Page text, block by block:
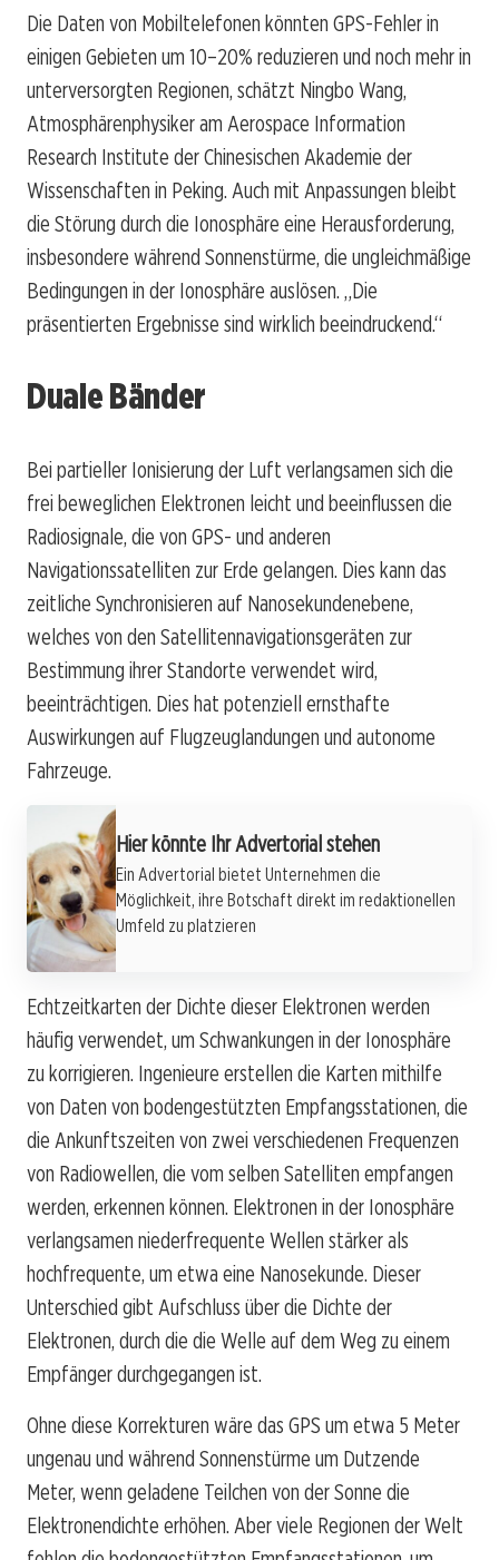
Die Daten von Mobiltelefonen könnten GPS-Fehler in
einigen Gebieten um 10–20% reduzieren und noch mehr in
unterversorgten Regionen, schätzt Ningbo Wang,
Atmosphärenphysiker am Aerospace Information
Research Institute der Chinesischen Akademie der
Wissenschaften in Peking. Auch mit Anpassungen bleibt
die Störung durch die Ionosphäre eine Herausforderung,
insbesondere während Sonnenstürme, die ungleichmäßige
Bedingungen in der Ionosphäre auslösen. „Die
präsentierten Ergebnisse sind wirklich beeindruckend.“
Duale Bänder
Bei partieller Ionisierung der Luft verlangsamen sich die
frei beweglichen Elektronen leicht und beeinflussen die
Radiosignale, die von GPS- und anderen
Navigationssatelliten zur Erde gelangen. Dies kann das
zeitliche Synchronisieren auf Nanosekundenebene,
welches von den Satellitennavigationsgeräten zur
Bestimmung ihrer Standorte verwendet wird,
beeinträchtigen. Dies hat potenziell ernsthafte
Auswirkungen auf Flugzeuglandungen und autonome
Fahrzeuge.
Hier könnte Ihr Advertorial stehen
Ein Advertorial bietet Unternehmen die
Möglichkeit, ihre Botschaft direkt im redaktionellen
Umfeld zu platzieren
Echtzeitkarten der Dichte dieser Elektronen werden
häufig verwendet, um Schwankungen in der Ionosphäre
zu korrigieren. Ingenieure erstellen die Karten mithilfe
von Daten von bodengestützten Empfangsstationen, die
die Ankunftszeiten von zwei verschiedenen Frequenzen
von Radiowellen, die vom selben Satelliten empfangen
werden, erkennen können. Elektronen in der Ionosphäre
verlangsamen niederfrequente Wellen stärker als
hochfrequente, um etwa eine Nanosekunde. Dieser
Unterschied gibt Aufschluss über die Dichte der
Elektronen, durch die die Welle auf dem Weg zu einem
Empfänger durchgegangen ist.
Ohne diese Korrekturen wäre das GPS um etwa 5 Meter
ungenau und während Sonnenstürme um Dutzende
Meter, wenn geladene Teilchen von der Sonne die
Elektronendichte erhöhen. Aber viele Regionen der Welt